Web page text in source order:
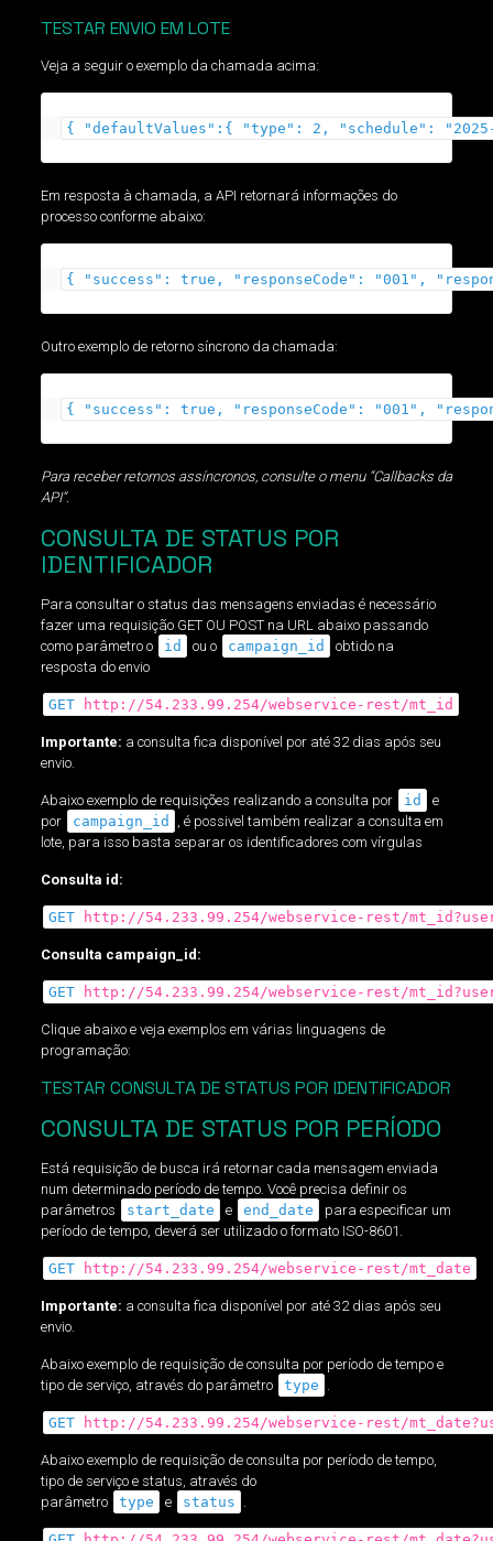
TESTAR ENVIO EM LOTE
Veja a seguir o exemplo da chamada acima:
{ "defaultValues" : { "type" : 2 , "schedule" :
Em resposta à chamada, a API retornará informações do
processo conforme abaixo:
{ "success" : true , "responseCode" : "001" ,
Outro exemplo de retorno síncrono da chamada:
{ "success" : true , "responseCode" : "001" ,
Para receber retornos assíncronos, consulte o menu “Callbacks da
API”.
CONSULTA DE STATUS POR
IDENTIFICADOR
Para consultar o status das mensagens enviadas é necessário
fazer uma requisição GET OU POST na URL abaixo passando
como parâmetro o
id ou o campaign_id
obtido na
resposta do envio
GET http://54.233.99.254/webservice-rest/mt_id
Importante: a consulta fica disponível por até 32 dias após seu
envio.
Abaixo exemplo de requisições realizando a consulta por id
e
por
campaign_id
, é possivel também realizar a consulta em
lote, para isso basta separar os identificadores com vírgulas
Consulta id:
GET http://54.233.99.254/webservice-rest/
Consulta campaign_id:
GET http://54.233.99.254/webservice-rest/
Clique abaixo e veja exemplos em várias linguagens de
programação:
TESTAR CONSULTA DE STATUS POR IDENTIFICADOR
CONSULTA DE STATUS POR PERÍODO
Está requisição de busca irá retornar cada mensagem enviada
num determinado período de tempo. Você precisa definir os
parâmetros
start_date e end_date
para especificar um
período de tempo, deverá ser utilizado o formato ISO-8601.
GET http://54.233.99.254/webservice-rest/mt_date
Importante: a consulta fica disponível por até 32 dias após seu
envio.
Abaixo exemplo de requisição de consulta por período de tempo e
tipo de serviço, através do parâmetro
type
GET http://54.233.99.254/webservice-rest/
Abaixo exemplo de requisição de consulta por período de tempo,
tipo de serviço e status, através do
parâmetro
type e status